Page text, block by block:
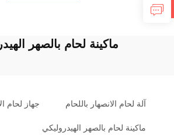
ماكينة لحام بالصهر
آلة لحام الانصهار باللحام جهاز لحام
ماكينة لحام بالصهر الهيدروليكي